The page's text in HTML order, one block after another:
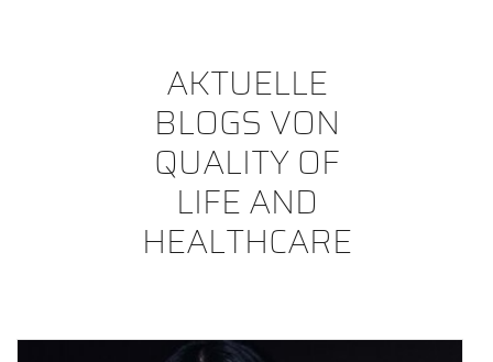
AKTUELLE
BLOGS VON
QUALITY OF
LIFE AND
HEALTHCARE